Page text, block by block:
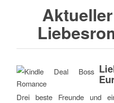
Drei beste Freunde und